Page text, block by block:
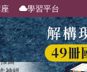
學習平台
薦